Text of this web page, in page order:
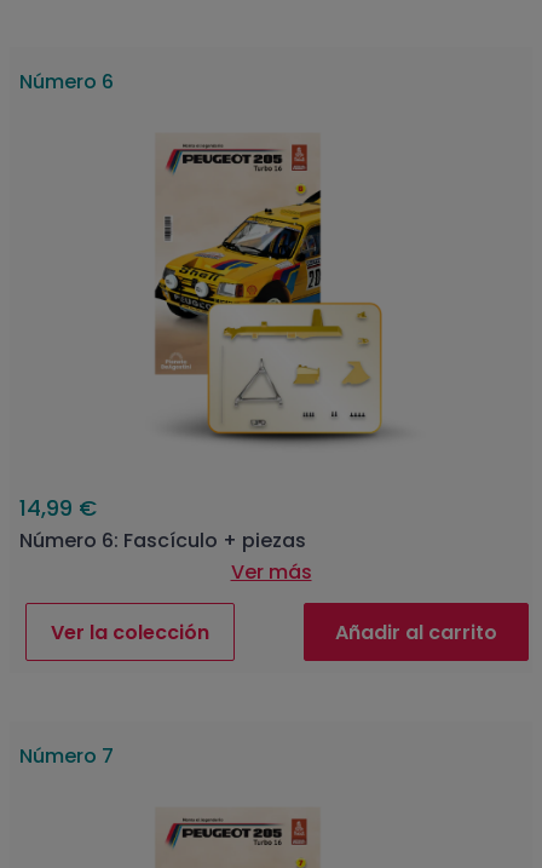
Número 6
14,99 €
Número 6: Fascículo + piezas
Ver más
Ver la colección Añadir al carrito
Número 7